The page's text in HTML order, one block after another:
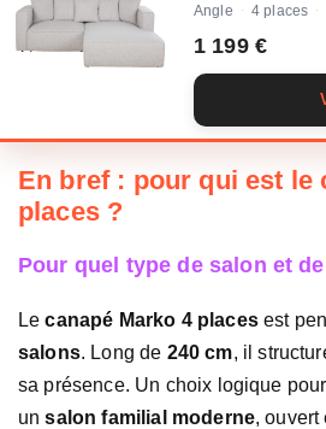
Angle · 4 places ·
1 199 €
En bref : pour qui est le
places ?
Pour quel type de salon et
Lecanapé Marko 4 placesest
salons. Long de 240 cm, il
sa présence. Un choix logique
unsalon familial moderne, ouvert